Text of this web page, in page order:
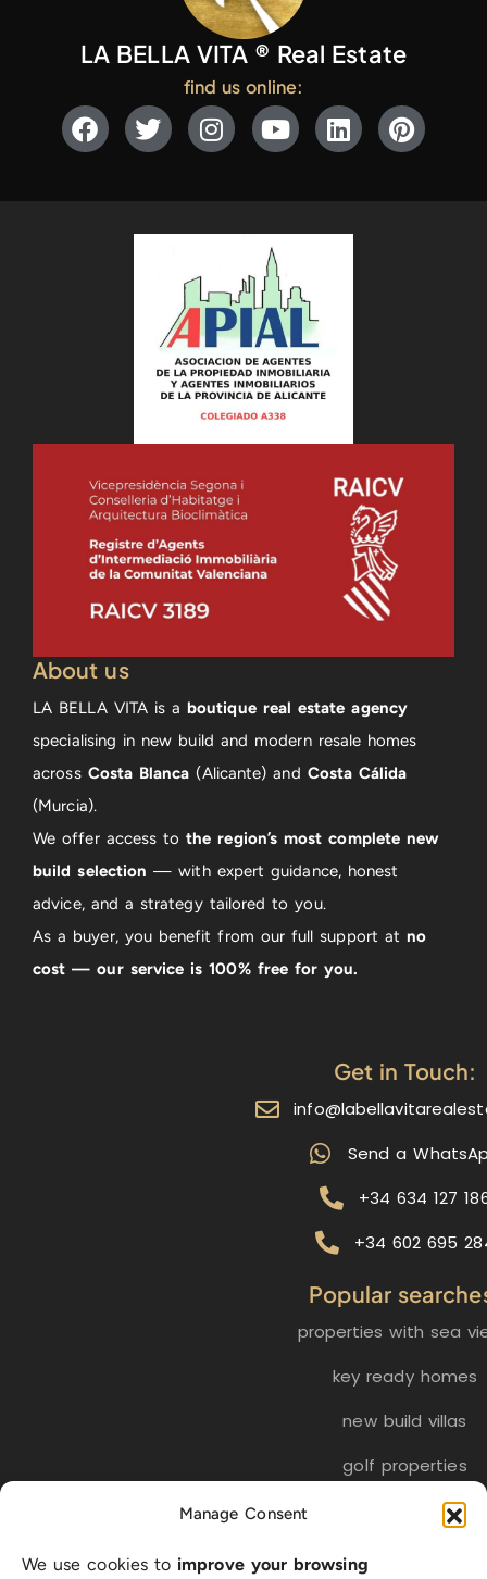
Manage Consent
We use cookies to improve your browsing
LA BELLA VITA ® Real Estate
find us online:
About us
LA BELLA VITA is a boutique real estate agency
specialising in new build and modern resale homes
across Costa Blanca(Alicante) and Costa Cálida
(Murcia).
We offer access tothe region’s most complete new
build selection — with expert guidance, honest
advice, and a strategy tailored to you.
As a buyer, you benefit from our full support at no
cost — our service is 100% free for you.
Get in Touch:
Send a
+34 634 127
+34 602 695
Popular
properties with sea
key ready homes
new build villas
golf properties